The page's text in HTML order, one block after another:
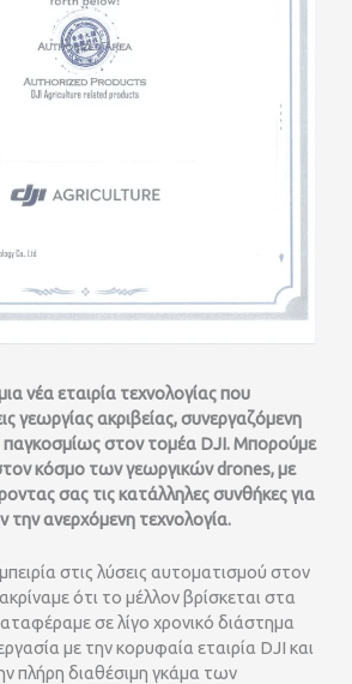
νέα εταιρία τεχνολογίας που
γεωργίας ακριβείας, συνεργαζόμενη
στον τομέα DJI. Μπορούμε
κόσμο των γεωργικών drones, με
σας τις κατάλληλες συνθήκες για
την ανερχόμενη τεχνολογία.
στις λύσεις αυτοματισμού στον
ότι το μέλλον βρίσκεται στα
σε λίγο χρονικό διάστημα
με την κορυφαία εταιρία DJI και
πλήρη διαθέσιμη γκάμα των